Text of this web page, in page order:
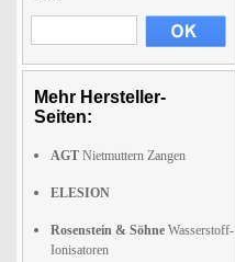
Mehr Hersteller-
Seiten:
AGT Nietmuttern Zangen
ELESION
Rosenstein & Söhne Wasserstoff-
Ionisatoren